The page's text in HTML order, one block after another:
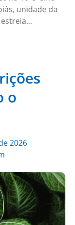
unidade da
estreia…
o
2026